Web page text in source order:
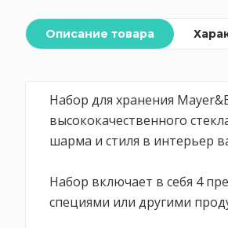
Описание товара
Набор для хранения
высококачественного
шарма и стиля в интерьер
Набор включает в себя 4
специями или другими